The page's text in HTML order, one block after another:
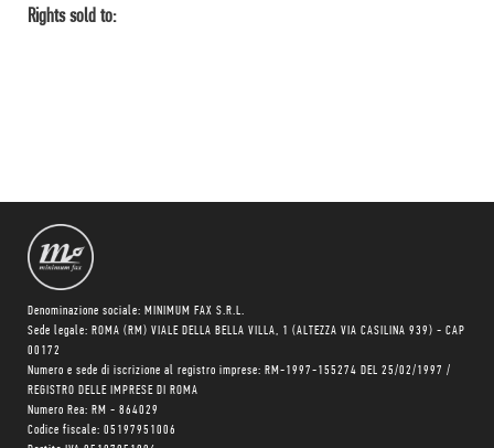
Rights sold to:
Denominazione sociale: MINIMUM FAX S.R.L.
Sede legale: ROMA (RM) VIALE DELLA BELLA VILLA, 1 (ALTEZZA VIA CASILINA 939) - CAP
00172
Numero e sede di iscrizione al registro imprese: RM-1997-155274 DEL 25/02/1997 /
REGISTRO DELLE IMPRESE DI ROMA
Numero Rea: RM - 864029
Codice fiscale: 05197951006